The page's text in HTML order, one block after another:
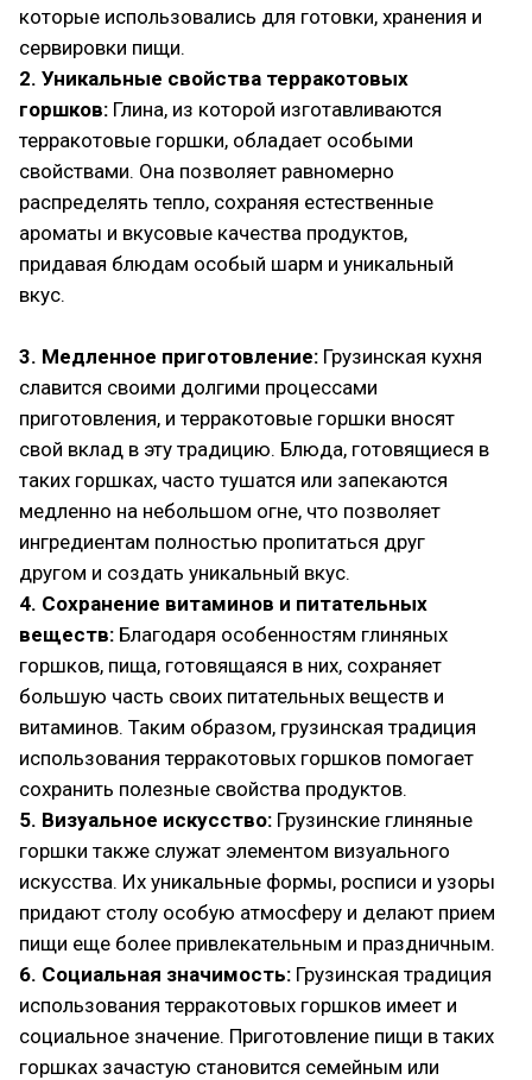
которые использовались для готовки, хранения и
сервировки пищи.
2. Уникальные свойства терракотовых
горшков: Глина, из которой изготавливаются
терракотовые горшки, обладает особыми
свойствами. Она позволяет равномерно
распределять тепло, сохраняя естественные
ароматы и вкусовые качества продуктов,
придавая блюдам особый шарм и уникальный
вкус.
3. Медленное приготовление: Грузинская кухня
славится своими долгими процессами
приготовления, и терракотовые горшки вносят
свой вклад в эту традицию. Блюда, готовящиеся в
таких горшках, часто тушатся или запекаются
медленно на небольшом огне, что позволяет
ингредиентам полностью пропитаться друг
другом и создать уникальный вкус.
4. Сохранение витаминов и питательных
веществ: Благодаря особенностям глиняных
горшков, пища, готовящаяся в них, сохраняет
большую часть своих питательных веществ и
витаминов. Таким образом, грузинская традиция
использования терракотовых горшков помогает
сохранить полезные свойства продуктов.
5. Визуальное искусство: Грузинские глиняные
горшки также служат элементом визуального
искусства. Их уникальные формы, росписи и узоры
придают столу особую атмосферу и делают прием
пищи еще более привлекательным и праздничным.
6. Социальная значимость: Грузинская традиция
использования терракотовых горшков имеет и
социальное значение. Приготовление пищи в таких
горшках зачастую становится семейным или